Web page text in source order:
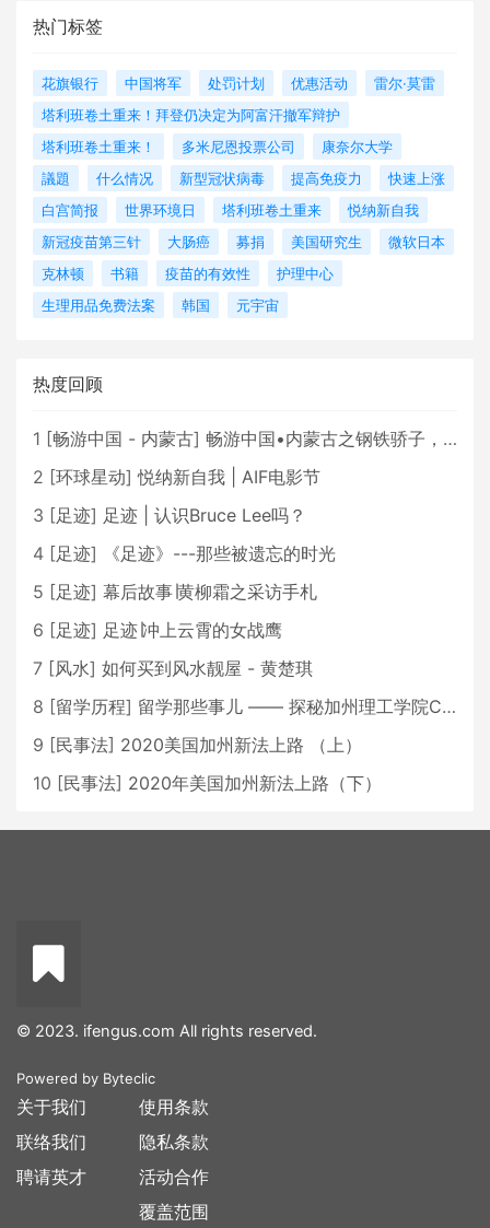
热门标签
花旗银行 中国将军 处罚计划 优惠活动
雷尔·莫雷
塔利班卷土重来！拜登仍决定为阿富汗撤军辩护
塔利班卷土重来！
多米尼恩投票公司
康奈尔大学
議題
什么情况 新型冠状病毒 提高免疫力
快速上涨
白宫简报
世界环境日 塔利班卷土重来
悦纳新自我
新冠疫苗第三针
大肠癌 募捐 美国研究生
微软日本
克林顿
书籍 疫苗的有效性
护理中心
生理用品免费法案
韩国 元宇宙
热度回顾
1 [畅游中国 - 内蒙古] 畅游中国•内蒙古之钢铁骄子，魅力包头
2 [环球星动] 悦纳新自我 | AIF电影节
3 [足迹] 足迹 | 认识Bruce Lee吗？
4 [足迹]
《足迹》---那些被遗忘的时光
5 [足迹] 幕后故事∣黄柳霜之采访手札
6 [足迹] 足迹∣冲上云霄的女战鹰
7 [风水] 如何买到风水靓屋 - 黄楚琪
8 [留学历程] 留学那些事儿 —— 探秘加州理工学院Caltech博士生活 [上集]
9 [民事法] 2020美国加州新法上路 （上）
10 [民事法] 2020年美国加州新法上路（下）
© 2023. ifengus.com All rights reserved.
Powered by Byteclic
关于我们
联络我们
聘请英才
使用条款
隐私条款
活动合作
覆盖范围